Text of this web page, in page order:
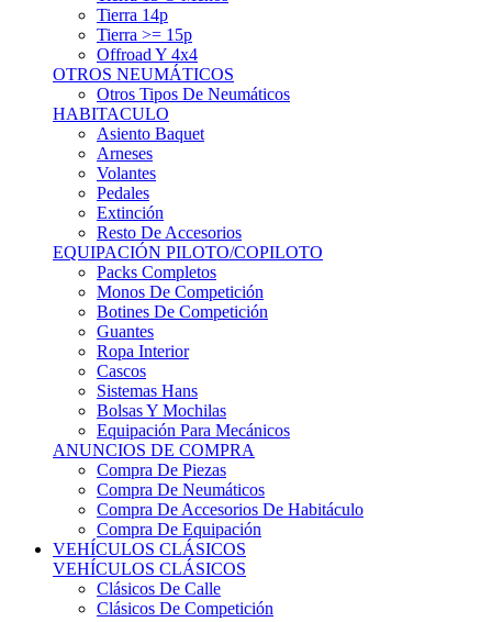
Tierra 14p
Tierra >= 15p
Offroad Y 4x4
OTROS NEUMÁTICOS
Otros Tipos De Neumáticos
HABITACULO
Asiento Baquet
Arneses
Volantes
Pedales
Extinción
Resto De Accesorios
EQUIPACIÓN PILOTO/COPILOTO
Packs Completos
Monos De Competición
Botines De Competición
Guantes
Ropa Interior
Cascos
Sistemas Hans
Bolsas Y Mochilas
Equipación Para Mecánicos
ANUNCIOS DE COMPRA
Compra De Piezas
Compra De Neumáticos
Compra De Accesorios De Habitáculo
Compra De Equipación
VEHÍCULOS CLÁSICOS
VEHÍCULOS CLÁSICOS
Clásicos De Calle
Clásicos De Competición